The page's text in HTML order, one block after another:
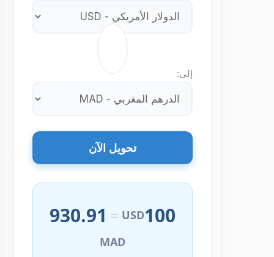
تحويل الآن
100
USD
=
930.91
MAD